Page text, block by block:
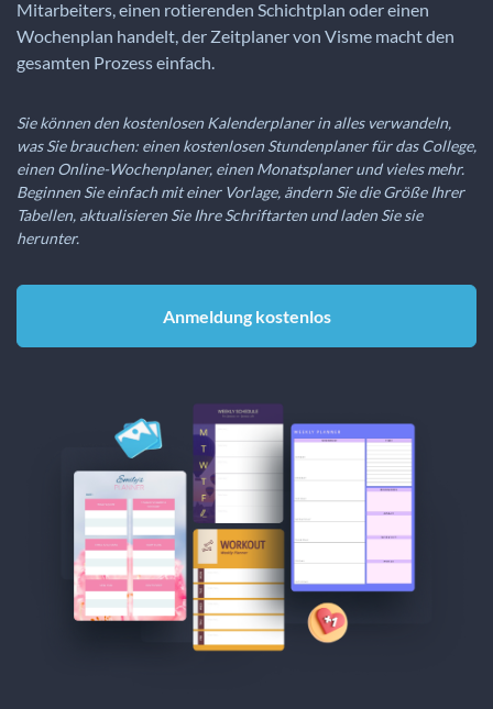
Mitarbeiters, einen rotierenden Schichtplan oder einen
Wochenplan handelt, der Zeitplaner von Visme macht den
gesamten Prozess einfach.
Sie können den kostenlosen Kalenderplaner in alles verwandeln,
was Sie brauchen: einen kostenlosen Stundenplaner für das College,
einen Online-Wochenplaner, einen Monatsplaner und vieles mehr.
Beginnen Sie einfach mit einer Vorlage, ändern Sie die Größe Ihrer
Tabellen, aktualisieren Sie Ihre Schriftarten und laden Sie sie
herunter.
Anmeldung kostenlos